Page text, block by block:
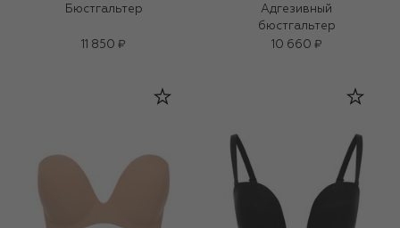
Бюстгальтер
11 850 ₽
Адгезивный
бюстгальтер
10 660 ₽